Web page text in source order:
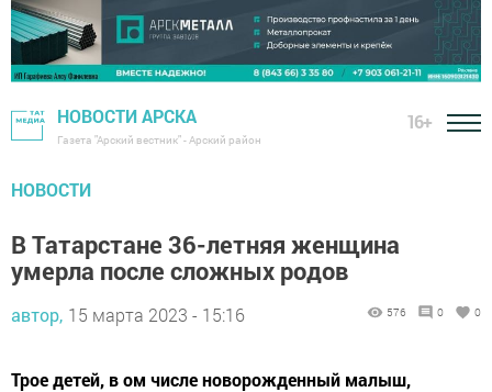
НОВОСТИ АРСКА
Газета "Арский вестник" - Арский район
16+
НОВОСТИ
В Татарстане 36-летняя женщина
умерла после сложных родов
автор, 15 марта 2023 - 15:16 576 0 0
Трое детей, в ом числе новорожденный малыш,